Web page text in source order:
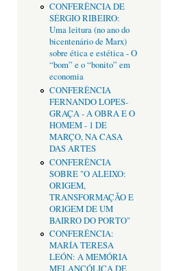
CONFERÊNCIA DE
SÉRGIO RIBEIRO:
Uma leitura (no ano do
bicentenário de Marx)
sobre ética e estética - O
“bom” e o “bonito” em
economia
CONFERÊNCIA
FERNANDO LOPES-
GRAÇA - A OBRA E O
HOMEM - 1 DE
MARÇO, NA CASA
DAS ARTES
CONFERÊNCIA
SOBRE "O ALEIXO:
ORIGEM,
TRANSFORMAÇÃO E
ORIGEM DE UM
BAIRRO DO PORTO"
CONFERÊNCIA:
MARÍA TERESA
LEÓN: A MEMÓRIA
MELANCÓLICA DE